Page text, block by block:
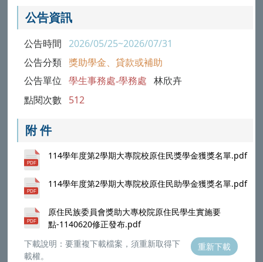
公告資訊
公告時間 2026/05/25~2026/07/31
公告分類 獎助學金、貸款或補助
公告單位 學生事務處-學務處 林欣卉
點閱次數 512
附 件
114學年度第2學期大專院校原住民獎學金獲獎名單.pdf
114學年度第2學期大專院校原住民助學金獲獎名單.pdf
原住民族委員會獎助大專校院原住民學生實施要
點-1140620修正發布.pdf
下載說明：要重複下載檔案，須重新取得下
載權。
重新下載